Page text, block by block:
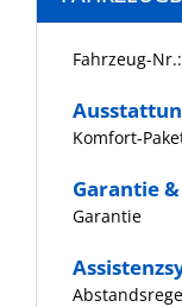
Fahrzeug-
Komfort-
Garantie
Garantie